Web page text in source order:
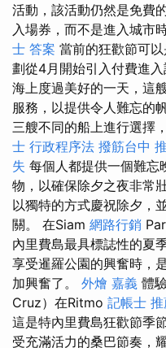
活動，該活動仍然是免費
入場券，而不是進入城市
士 答案 當前的狂歡節可
劃從4月開始引入付費進
海上度過美好的一天，這
服務，以提供令人難忘的
三艘不同的船上進行選擇
士 行政程序法 撥筋台中
失 每個人都提供一個難忘
物，以確保除夕之夜非常
以獨特的方式慶祝除夕，
關。 在Siam 網路行銷
內里費島最具標誌性的夏
享受暹羅公園的興奮時，
加興奮了。 外燴 嘉義 體
Cruz）在Ritmo 記帳士
這是特內里費島狂歡節季
受充滿活力的桑巴節奏，